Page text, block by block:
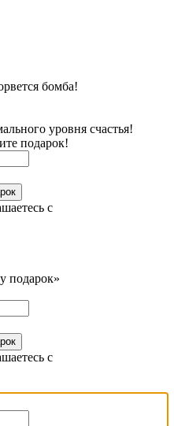
бомба!
уровня счастья!
подарок!
с
подарок»
с